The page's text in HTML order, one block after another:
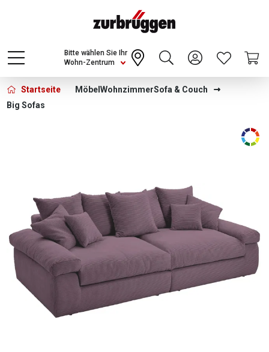
Choose a different country or region to see
content for your location and shop online
CONTINUE
Wohn-Zentrum
Bitte wählen Sie Ihr
Startseite Möbel WohnzimmerSofa & Couch
Big Sofas